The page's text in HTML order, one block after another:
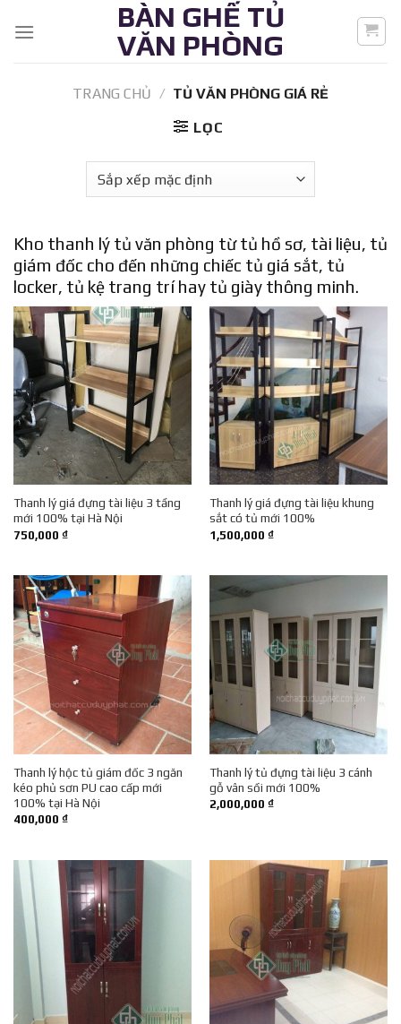
BÀN GHẾ TỦ
VĂN PHÒNG
TRANG CHỦ / TỦ VĂN PHÒNG GIÁ RẺ
LỌC
Kho thanh lý tủ văn phòng từ tủ hồ sơ, tài liệu, tủ
giám đốc cho đến những chiếc tủ giá sắt, tủ
locker, tủ kệ trang trí hay tủ giày thông minh.
Thanh lý giá đựng tài liệu 3 tầng
mới 100% tại Hà Nội
750,000 ₫
Thanh lý giá đựng tài liệu khung
sắt có tủ mới 100%
1,500,000 ₫
Thanh lý hộc tủ giám đốc 3 ngăn
kéo phủ sơn PU cao cấp mới
100% tại Hà Nội
400,000 ₫
Thanh lý tủ đựng tài liệu 3 cánh
gỗ vân sồi mới 100%
2,000,000 ₫